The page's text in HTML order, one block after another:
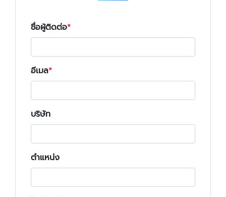
ชื่อผู้ติดต่อ
อีเมล
บริษัท
ตำแหน่ง